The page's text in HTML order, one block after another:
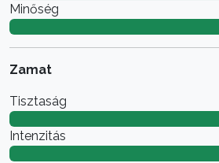
Minőség
Zamat
Tisztaság
Intenzitás